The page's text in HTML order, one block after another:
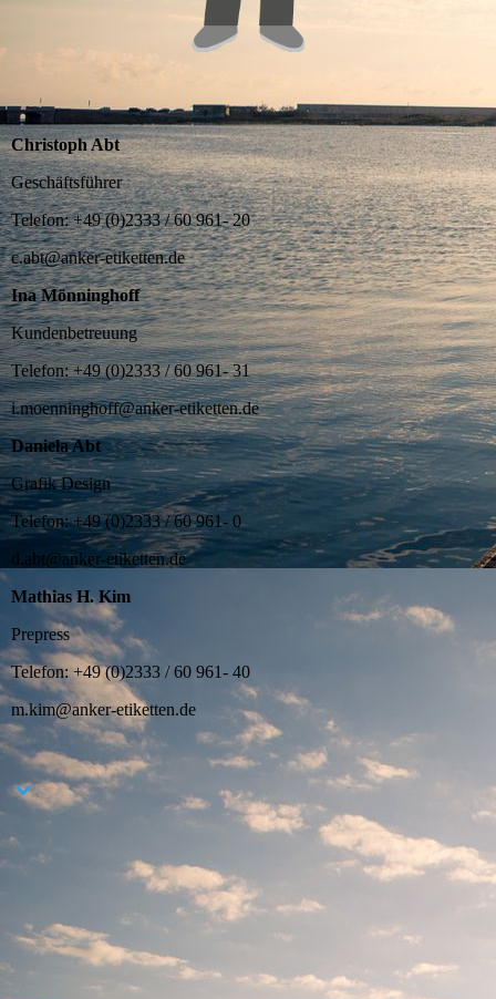
Christoph Abt
Geschäftsführer
Telefon: +49 (0)2333 / 60 961- 20
c.abt@anker-etiketten.de
Ina Mönninghoff
Kundenbetreuung
Telefon: +49 (0)2333 / 60 961- 31
i.moenninghoff@anker-etiketten.de
Daniela Abt
Grafik Design
Telefon: +49 (0)2333 / 60 961- 0
d.abt@anker-etiketten.de
Mathias H. Kim
Prepress
Telefon: +49 (0)2333 / 60 961- 40
m.kim@anker-etiketten.de